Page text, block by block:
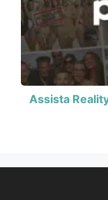
Assista